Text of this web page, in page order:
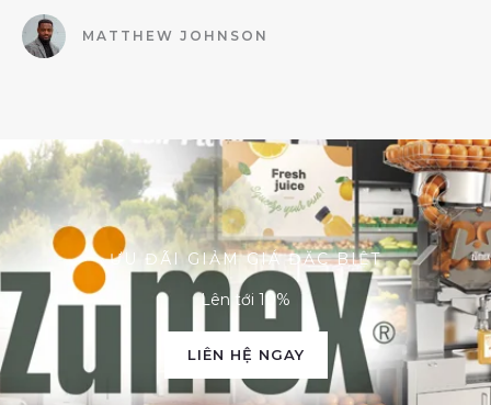
MATTHEW JOHNSON
ƯU ĐÃI GIẢM GIÁ ĐẶC BIỆT
Lên tới 10%
LIÊN HỆ NGAY